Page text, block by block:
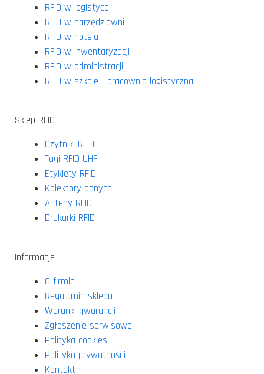
RFID w logistyce
RFID w narzędziowni
RFID w hotelu
RFID w inwentaryzacji
RFID w administracji
RFID w szkole - pracownia logistyczna
Sklep RFID
Czytniki RFID
Tagi RFID UHF
Etykiety RFID
Kolektory danych
Anteny RFID
Drukarki RFID
Informacje
O firmie
Regulamin sklepu
Warunki gwarancji
Zgłoszenie serwisowe
Polityka cookies
Polityka prywatności
Kontakt